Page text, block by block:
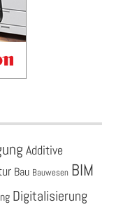
Additive
Bau Bauwesen BIM
Digitalisierung